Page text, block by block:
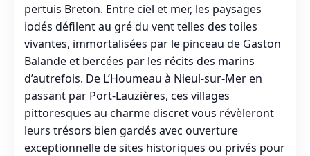
pertuis Breton. Entre ciel et mer, les paysages
iodés défilent au gré du vent telles des toiles
vivantes, immortalisées par le pinceau de Gaston
Balande et bercées par les récits des marins
d’autrefois. De L’Houmeau à Nieul-sur-Mer en
passant par Port-Lauzières, ces villages
pittoresques au charme discret vous révèleront
leurs trésors bien gardés avec ouverture
exceptionnelle de sites historiques ou privés pour